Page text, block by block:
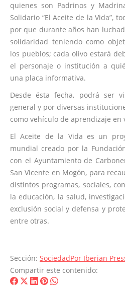
quienes son Padrinos y
Solidario “El Aceite de la Vida”,
por que durante años han
solidaridad teniendo como
los pueblos; cada olivo estará
el personaje o institución a
una placa informativa.
Desde ésta fecha, podrá ser
general y por diversas
como vehículo de aprendizaje en
El Aceite de la Vida es un
mundial creado por la
con el Ayuntamiento de
San Vicente en Mogón, para
distintos programas, sociales,
la educación, la salud,
exclusión social y defensa y
entre otras.
Sección: SociedadPor Iberian
Compartir este contenido:
ShareShareShare
ShareShare